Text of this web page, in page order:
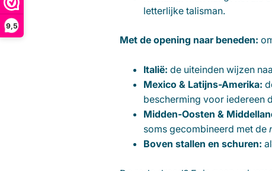
9,5
letterlijke talisman.
Met de opening naar beneden:
Italië: de uiteinden wijzen
Mexico & Latijns-Amerika:
bescherming voor iedereen
Midden-Oosten &
soms gecombineerd met de
Boven stallen en schuren: